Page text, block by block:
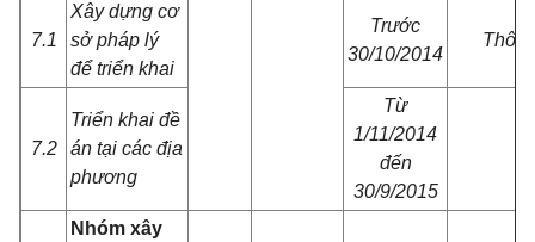
7.1
Xây dựng cơ
sở pháp lý
để triển khai
Trước
30/10/2014
7.2
Triển khai đề
án tại các địa
phương
Từ
1/11/2014
đến
30/9/2015
Nhóm xây